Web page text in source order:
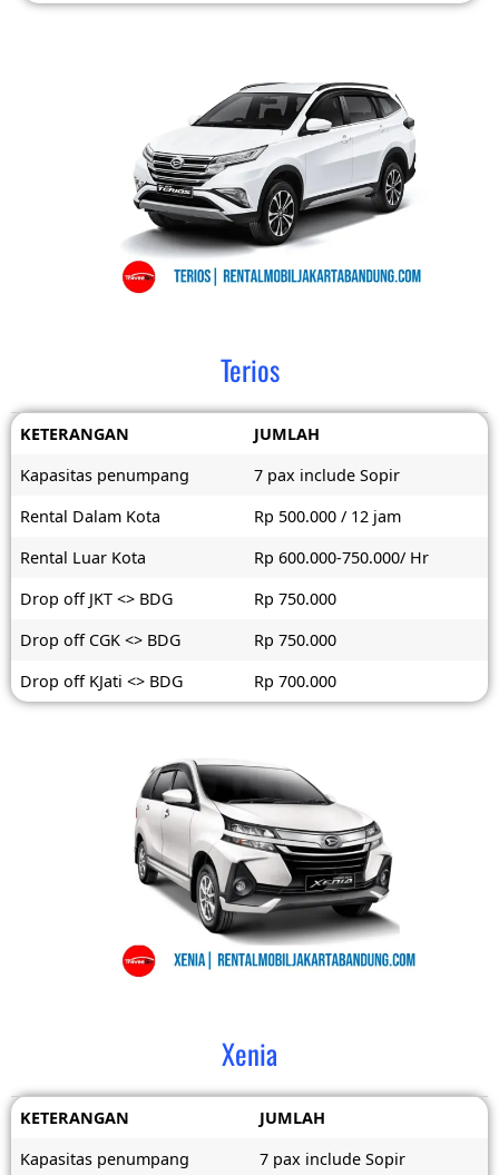
Terios
KETERANGAN
JUMLAH
Kapasitas penumpang
7 pax include Sopir
Rental Dalam Kota
Rp 500.000 / 12 jam
Rental Luar Kota
Rp 600.000-750.000/ Hr
Drop off JKT <> BDG
Rp 750.000
Drop off CGK <> BDG
Rp 750.000
Drop off KJati <> BDG
Rp 700.000
Xenia
KETERANGAN
JUMLAH
Kapasitas penumpang
7 pax include Sopir